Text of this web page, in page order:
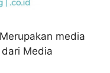
media
Media